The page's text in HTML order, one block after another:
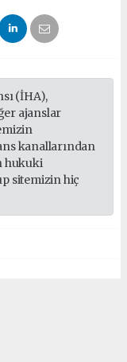
(İHA),
ajanslar
kanallarından
hukuki
sitemizin hiç